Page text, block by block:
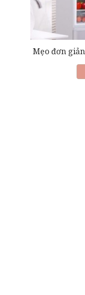
Mẹo đơn